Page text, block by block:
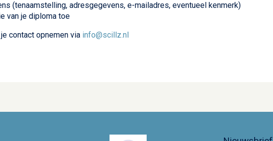
(tenaamstelling, adresgegevens, e-mailadres, eventueel kenmerk)
van je diploma toe
contact opnemen via info@scillz.nl